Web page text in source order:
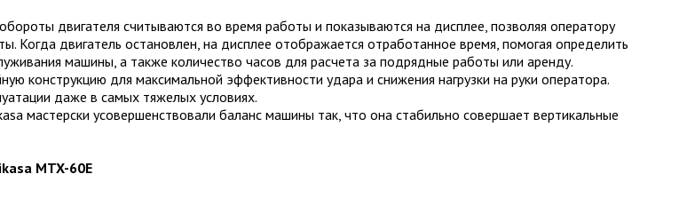
двигателя считываются во время работы и показываются на дисплее, позволяя оператору
Когда двигатель остановлен, на дисплее отображается отработанное время, помогая определить
машины, а также количество часов для расчета за подрядные работы или аренду.
конструкцию для максимальной эффективности удара и снижения нагрузки на руки оператора.
даже в самых тяжелых условиях.
мастерски усовершенствовали баланс машины так, что она стабильно совершает вертикальные
MTX-60E